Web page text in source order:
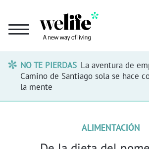
NO TE PIERDAS La aventura de
Camino de Santiago sola se hace
la mente
ALIMENTACIÓN